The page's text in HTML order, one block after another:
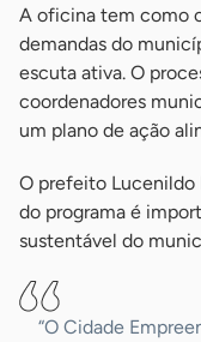
A oficina tem como
demandas do
escuta ativa. O
coordenadores
um plano de ação
O prefeito Lucenildo
do programa é
sustentável do
“O Cidade